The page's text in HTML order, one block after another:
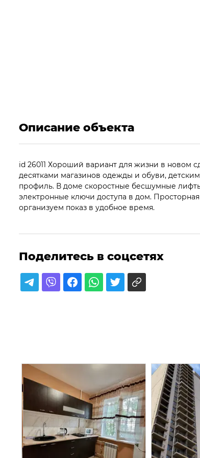
Описание объекта
id 26011 Хороший вариант для жизни в новом
десятками магазинов одежды и обуви,
профиль. В доме скоростные бесшумные
электронные ключи доступа в дом.
организуем показ в удобное время.
Поделитесь в соцсетях